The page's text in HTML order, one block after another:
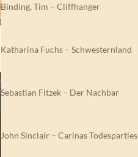
Binding, Tim – Cliffhanger
Katharina Fuchs – Schwesternland
Sebastian Fitzek – Der Nachbar
John Sinclair – Carinas Todesparties